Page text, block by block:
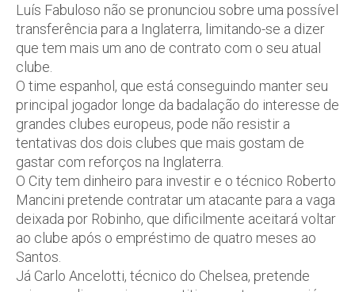
Luís Fabuloso não se pronunciou sobre uma possível
transferência para a Inglaterra, limitando-se a dizer
que tem mais um ano de contrato com o seu atual
clube.
O time espanhol, que está conseguindo manter seu
principal jogador longe da badalação do interesse de
grandes clubes europeus, pode não resistir a
tentativas dos dois clubes que mais gostam de
gastar com reforços na Inglaterra.
O City tem dinheiro para investir e o técnico Roberto
Mancini pretende contratar um atacante para a vaga
deixada por Robinho, que dificilmente aceitará voltar
ao clube após o empréstimo de quatro meses ao
Santos.
Já Carlo Ancelotti, técnico do Chelsea, pretende